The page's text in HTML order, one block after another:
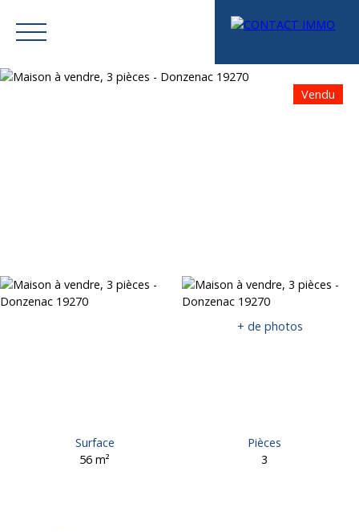
Mes favoris Espace vendeur Estimation
Vendu
+ de photos
Surface
56m²
Pièces
3